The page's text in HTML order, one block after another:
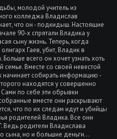
молодой учитель из
колледжа Владислав
что он - подкидыш. Настоящие
90-х спрятали Владика у
сыну жизнь. Теперь, когда
Гаев, убит, Владик в
Больше всего он хочет узнать хоть
семье. Вместе со своей невестой
начинает собирать информацию -
находятся у совершенно
по себе эти обрывки
вместе они раскрывают
что по их следам идут и убийцы
родителей Владика. Все они
Ведь родители Владислава
сына, но и большие деньги…